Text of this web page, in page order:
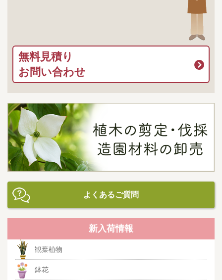
無料見積り
お問い合わせ
よくあるご質問
新入荷情報
観葉植物
鉢花